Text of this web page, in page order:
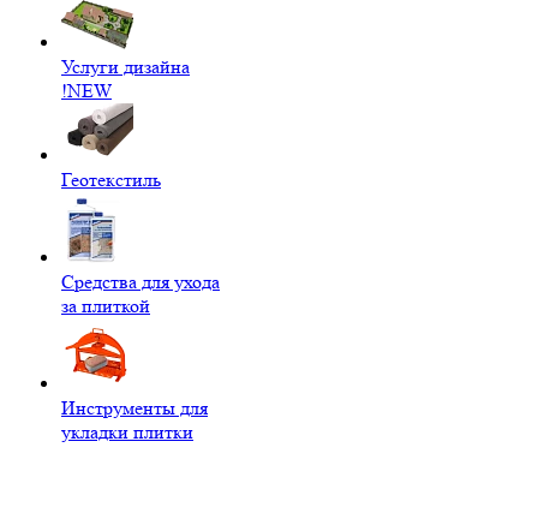
Услуги дизайна
!NEW
Геотекстиль
Средства для ухода
за плиткой
Инструменты для
укладки плитки